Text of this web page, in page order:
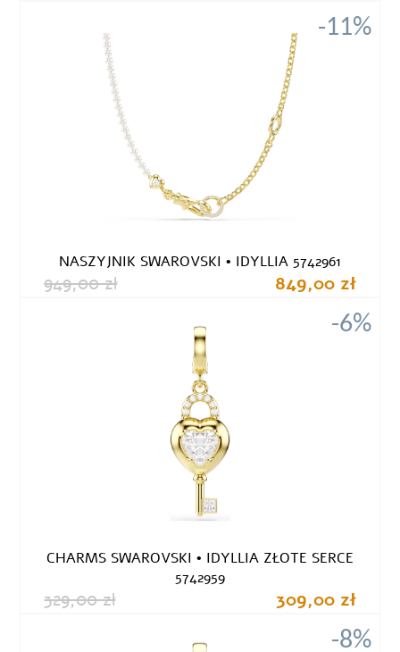
-11%
NASZYJNIK SWAROVSKI • IDYLLIA 5742961
949,00 zł 849,00 zł
-6%
CHARMS SWAROVSKI • IDYLLIA ZŁOTE SERCE
5742959
329,00 zł 309,00 zł
-8%